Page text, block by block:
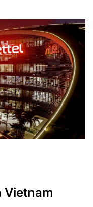
Vietnam